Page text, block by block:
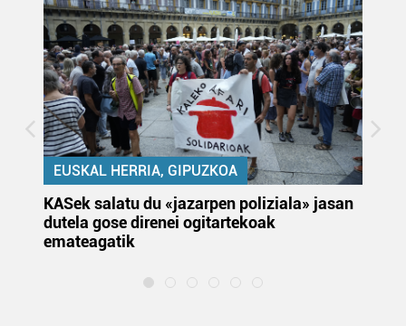
EUSKAL HERRIA, GIPUZKOA
KASek salatu du «jazarpen poliziala» jasan
dutela gose direnei ogitartekoak
emateagatik